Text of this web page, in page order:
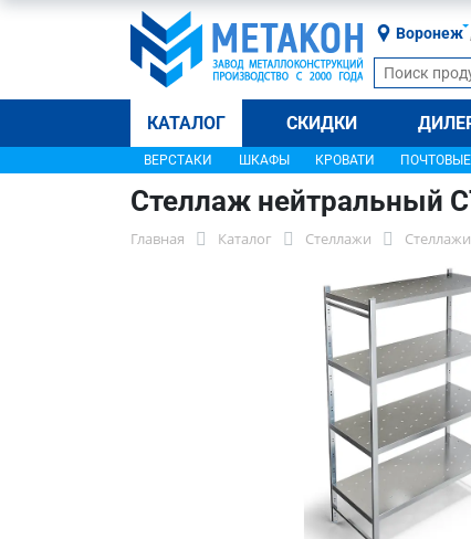
Воронеж
КАТАЛОГ СКИДКИ
ВЕРСТАКИ ШКАФЫ КРОВАТИ
Стеллаж нейтральный
Главная Каталог Стеллажи